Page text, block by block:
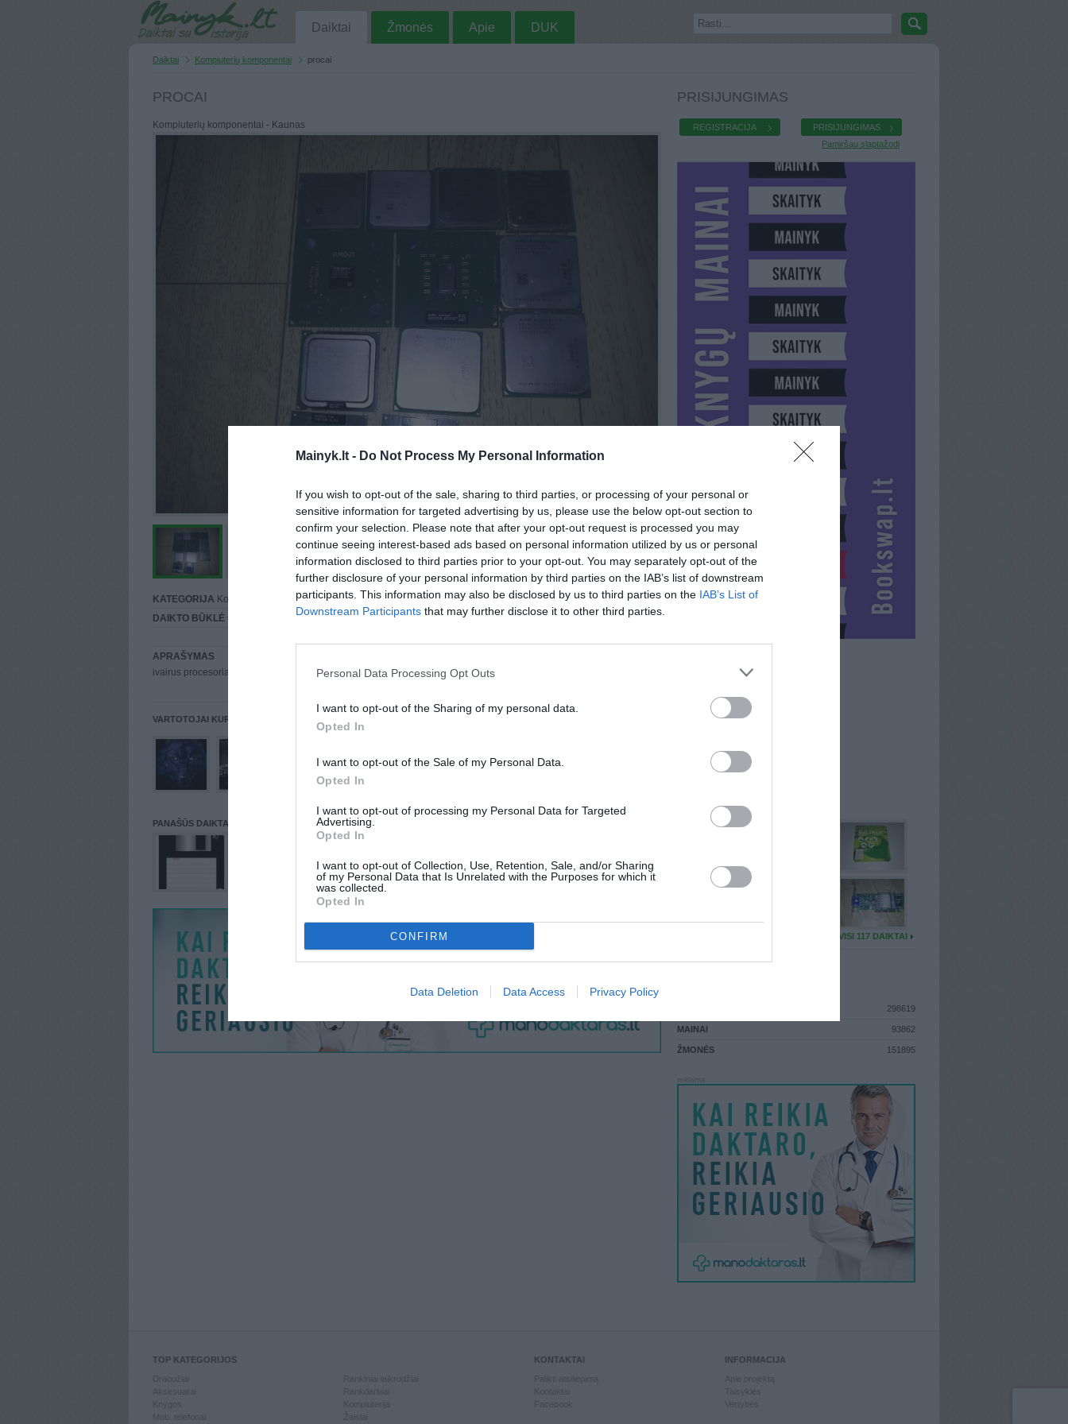
Mainyk.lt - Do Not Process My Personal Information
If you wish to opt-out of the sale, sharing to third parties, or processing of your personal or
sensitive information for targeted advertising by us, please use the below opt-out section to
confirm your selection. Please note that after your opt-out request is processed you may
continue seeing interest-based ads based on personal information utilized by us or personal
information disclosed to third parties prior to your opt-out. You may separately opt-out of the
further disclosure of your personal information by third parties on the IAB’s list of downstream
participants. This information may also be disclosed by us to third parties on the IAB’s List of
Downstream Participants that may further disclose it to other third parties.
Personal Data Processing Opt Outs
I want to opt-out of the Sharing of my personal data.
Opted In
I want to opt-out of the Sale of my Personal Data.
Opted In
I want to opt-out of processing my Personal Data for Targeted
Advertising.
Opted In
I want to opt-out of Collection, Use, Retention, Sale, and/or Sharing
of my Personal Data that Is Unrelated with the Purposes for which it
was collected.
Opted In
CONFIRM
Data Deletion Data Access Privacy Policy
Daiktai Žmonės Apie DUK
Daiktai Kompiuterių komponentai procai
PROCAI
Kompiuterių komponentai - Kaunas
KATEGORIJA Kompiuterių komponentai MIESTASKaunas
DAIKTO BŪKLĖ
APRAŠYMAS
ivairus procesoriai veikiantys soc 478,soc A,939,am2,
PARDUOČIAU UŽ
VARTOTOJAI KURIE PATALPINĘ DAIKTĄ Į NORŲ KREPŠĮ
PANAŠŪS DAIKTAI
PRISIJUNGIMAS
REGISTRACIJA
PRISIJUNGIMAS
Pamiršau slaptažodį
TATA1961
ATLIKO MAINŲ
DAUGIAU DAIKTŲ
VISI 117 DAIKTAI
298619
MAINAI 93862
ŽMONĖS 151895
TOP KATEGORIJOS
Knygos
Mob. telefonai
Kompiuterija
Žaislai
KONTAKTAI
Kontaktai
INFORMACIJA